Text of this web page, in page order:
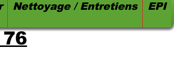
Nettoyage / Entretiens EPI